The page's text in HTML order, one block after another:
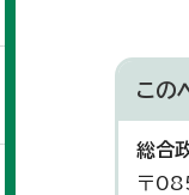
この
総合
〒